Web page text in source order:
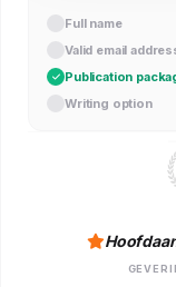
Full name
Valid email
Publication
Writing option